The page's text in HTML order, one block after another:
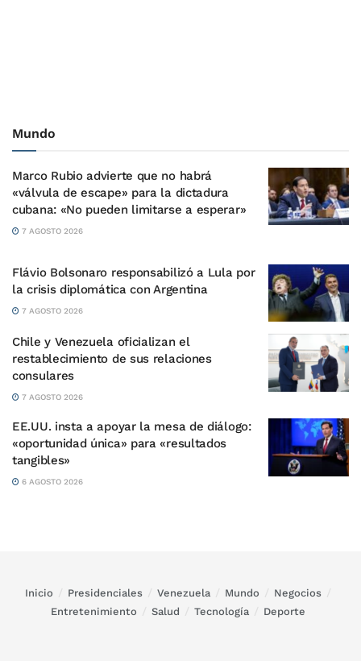
Mundo
Marco Rubio advierte que no habrá
«válvula de escape» para la dictadura
cubana: «No pueden limitarse a esperar»
7 AGOSTO 2026
Flávio Bolsonaro responsabilizó a Lula por
la crisis diplomática con Argentina
7 AGOSTO 2026
Chile y Venezuela oficializan el
restablecimiento de sus relaciones
consulares
7 AGOSTO 2026
EE.UU. insta a apoyar la mesa de diálogo:
«oportunidad única» para «resultados
tangibles»
6 AGOSTO 2026
Inicio Presidenciales Venezuela Mundo
Negocios
Entretenimiento
Salud Tecnología Deporte